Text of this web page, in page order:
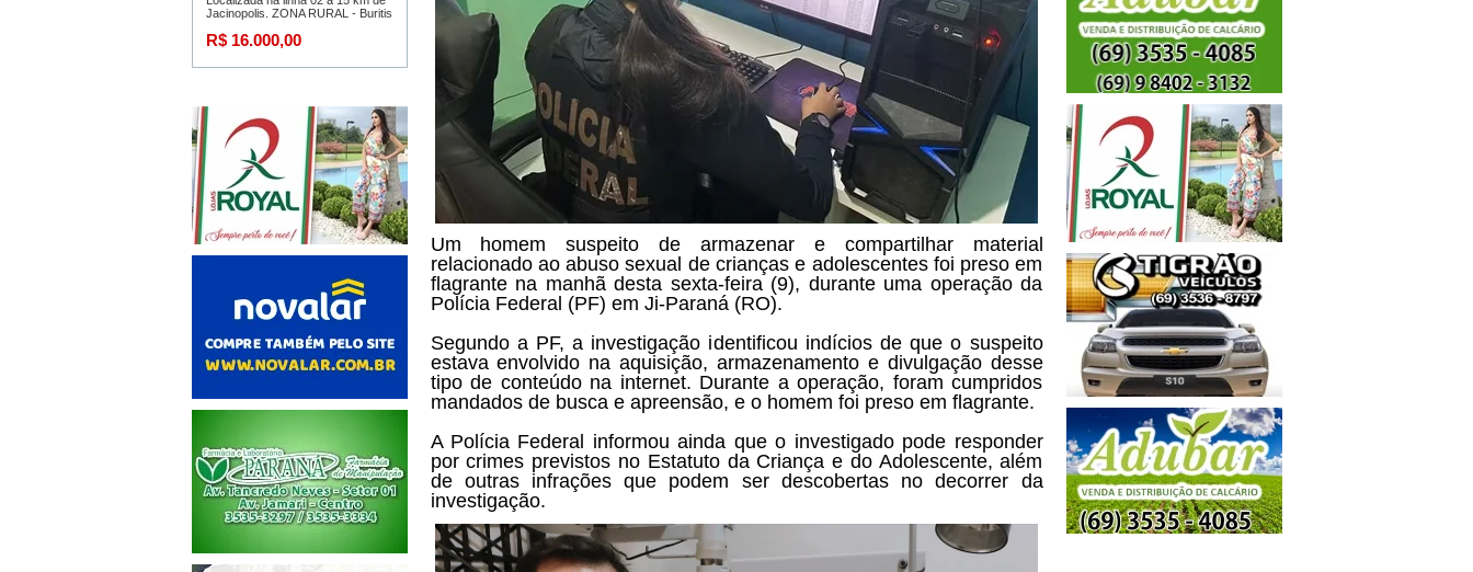
Um homem suspeito de armazenar e compartilhar material
relacionado ao abuso sexual de crianças e adolescentes foi preso em
flagrante na manhã desta sexta-feira (9), durante uma operação da
Polícia Federal (PF) em Ji-Paraná (RO).
Segundo a PF, a investigação identificou indícios de que o suspeito
estava envolvido na aquisição, armazenamento e divulgação desse
tipo de conteúdo na internet. Durante a operação, foram cumpridos
mandados de busca e apreensão, e o homem foi preso em flagrante.
A Polícia Federal informou ainda que o investigado pode responder
por crimes previstos no Estatuto da Criança e do Adolescente, além
de outras infrações que podem ser descobertas no decorrer da
investigação.